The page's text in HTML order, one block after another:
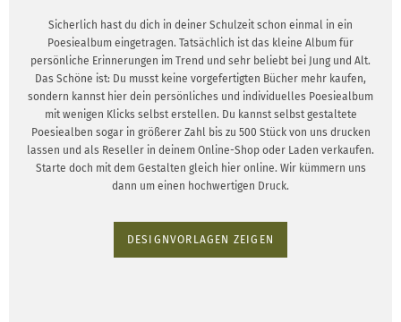
Sicherlich hast du dich in deiner Schulzeit schon einmal in ein
Poesiealbum eingetragen. Tatsächlich ist das kleine Album für
persönliche Erinnerungen im Trend und sehr beliebt bei Jung und Alt.
Das Schöne ist: Du musst keine vorgefertigten Bücher mehr kaufen,
sondern kannst hier dein persönliches und individuelles Poesiealbum
mit wenigen Klicks selbst erstellen. Du kannst selbst gestaltete
Poesiealben sogar in größerer Zahl bis zu 500 Stück von uns drucken
lassen und als Reseller in deinem Online-Shop oder Laden verkaufen.
Starte doch mit dem Gestalten gleich hier online. Wir kümmern uns
dann um einen hochwertigen Druck.
DESIGNVORLAGEN ZEIGEN